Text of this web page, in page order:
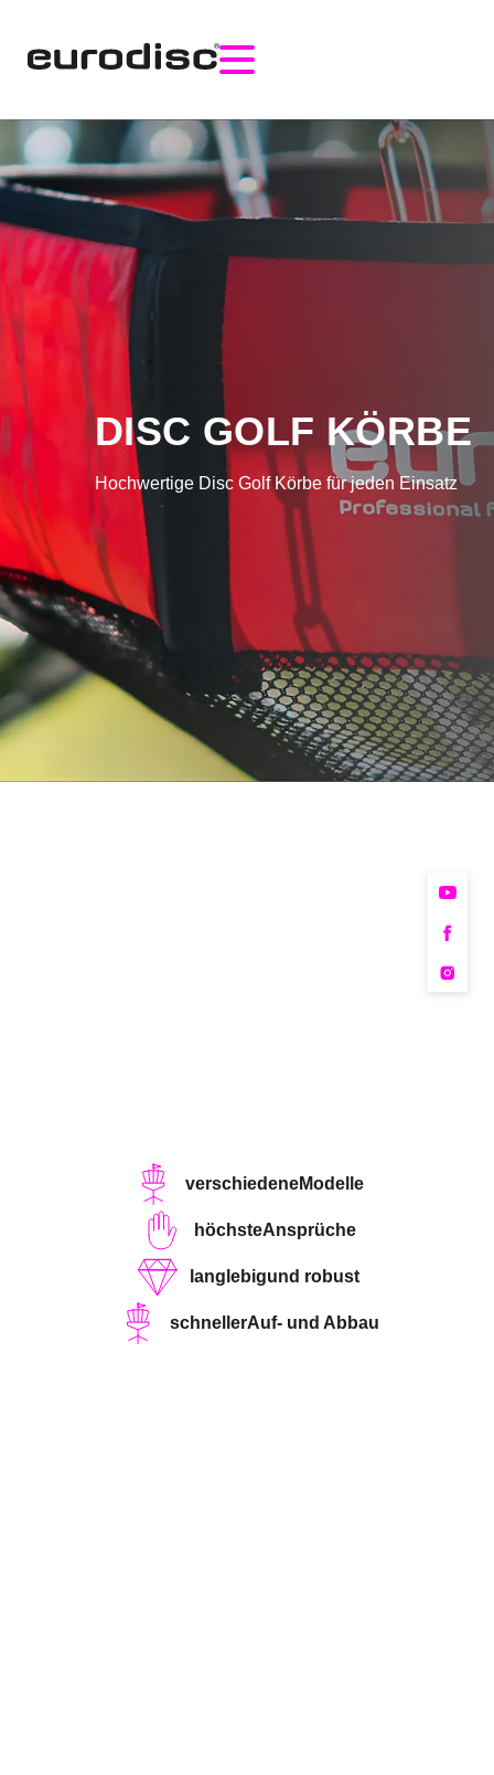
DISC GOLF KÖRBE
Hochwertige Disc Golf Körbe für jeden Einsatz
verschiedeneModelle
höchsteAnsprüche
langlebigund robust
schnellerAuf- und Abbau